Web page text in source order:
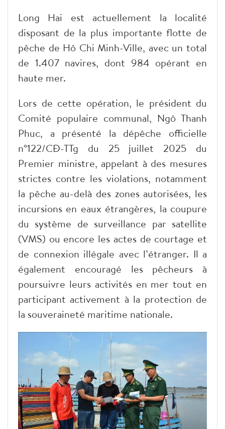
Long Hai est actuellement la localité
disposant de la plus importante flotte de
pêche de Hô Chi Minh-Ville, avec un total
de 1.407 navires, dont 984 opérant en
haute mer.
Lors de cette opération, le président du
Comité populaire communal, Ngô Thanh
Phuc, a présenté la dépêche officielle
n°122/CĐ-TTg du 25 juillet 2025 du
Premier ministre, appelant à des mesures
strictes contre les violations, notamment
la pêche au-delà des zones autorisées, les
incursions en eaux étrangères, la coupure
du système de surveillance par satellite
(VMS) ou encore les actes de courtage et
de connexion illégale avec l’étranger. Il a
également encouragé les pêcheurs à
poursuivre leurs activités en mer tout en
participant activement à la protection de
la souveraineté maritime nationale.